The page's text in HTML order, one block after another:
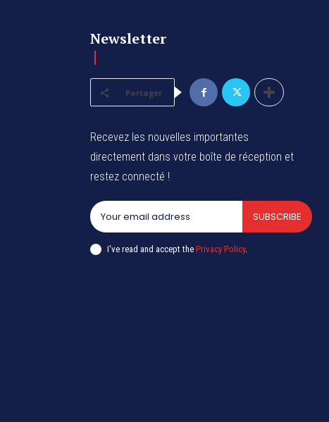
Newsletter
Partager
Recevez les nouvelles importantes
directement dans votre boîte de réception et
restez connecté !
SUBSCRIBE
I've read and accept thePrivacy Policy.